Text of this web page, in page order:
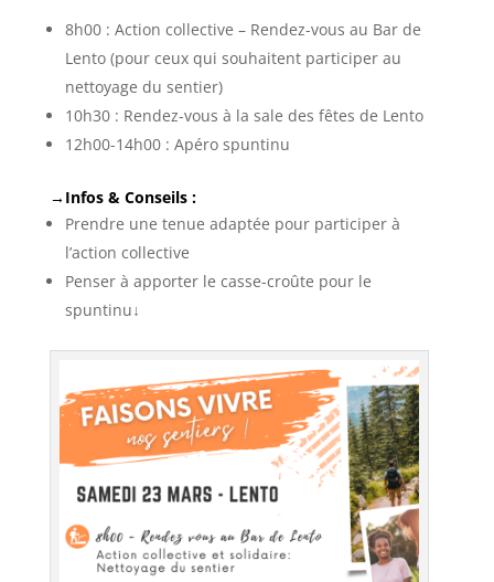
8h00 : Action collective – Rendez-vous au Bar de
Lento (pour ceux qui souhaitent participer au
nettoyage du sentier)
10h30 : Rendez-vous à la sale des fêtes de Lento
12h00-14h00 : Apéro spuntinu
→Infos & Conseils :
Prendre une tenue adaptée pour participer à
l’action collective
Penser à apporter le casse-croûte pour le
spuntinu↓